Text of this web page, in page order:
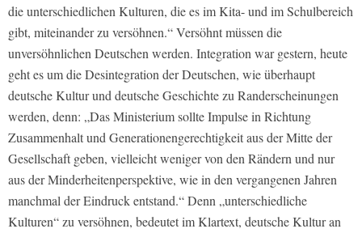
die unterschiedlichen Kulturen, die es im Kita- und im Schulbereich
gibt, miteinander zu versöhnen.“ Versöhnt müssen die
unversöhnlichen Deutschen werden. Integration war gestern, heute
geht es um die Desintegration der Deutschen, wie überhaupt
deutsche Kultur und deutsche Geschichte zu Randerscheinungen
werden, denn: „Das Ministerium sollte Impulse in Richtung
Zusammenhalt und Generationengerechtigkeit aus der Mitte der
Gesellschaft geben, vielleicht weniger von den Rändern und nur
aus der Minderheitenperspektive, wie in den vergangenen Jahren
manchmal der Eindruck entstand.“ Denn „unterschiedliche
Kulturen“ zu versöhnen, bedeutet im Klartext, deutsche Kultur an